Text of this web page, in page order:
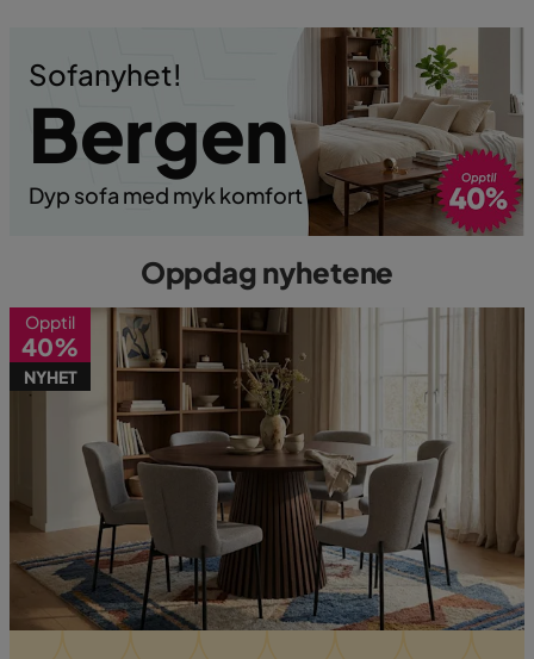
Sofanyhet!
Bergen
Dyp sofa med myk komfort
Oppdag nyhetene
Opptil
40%
NYHET